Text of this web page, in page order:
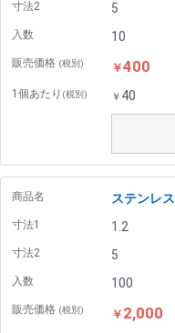
寸法2 5
入数 10
販売価格 (税別) ￥400
1個あたり (税別) ￥ 40
商品名 ステンレ
寸法1 1.2
寸法2 5
入数 100
販売価格 (税別) ￥ 2,000